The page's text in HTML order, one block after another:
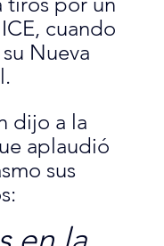
cuando
Nueva
dijo a la
aplaudió
sus